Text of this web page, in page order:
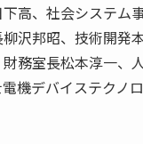
高、社会システム
沢邦昭、技術開発
務室長松本淳一、
機デバイステクノ